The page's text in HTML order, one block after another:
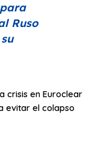
Ruso
crisis en Euroclear
evitar el colapso